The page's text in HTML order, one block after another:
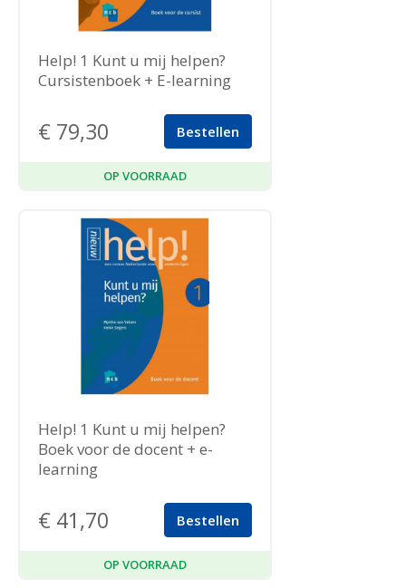
Help! 1 Kunt u mij helpen?
Cursistenboek + E-learning
€ 79,30 Bestellen
OP VOORRAAD
Help! 1 Kunt u mij helpen?
Boek voor de docent + e-
learning
€ 41,70 Bestellen
OP VOORRAAD